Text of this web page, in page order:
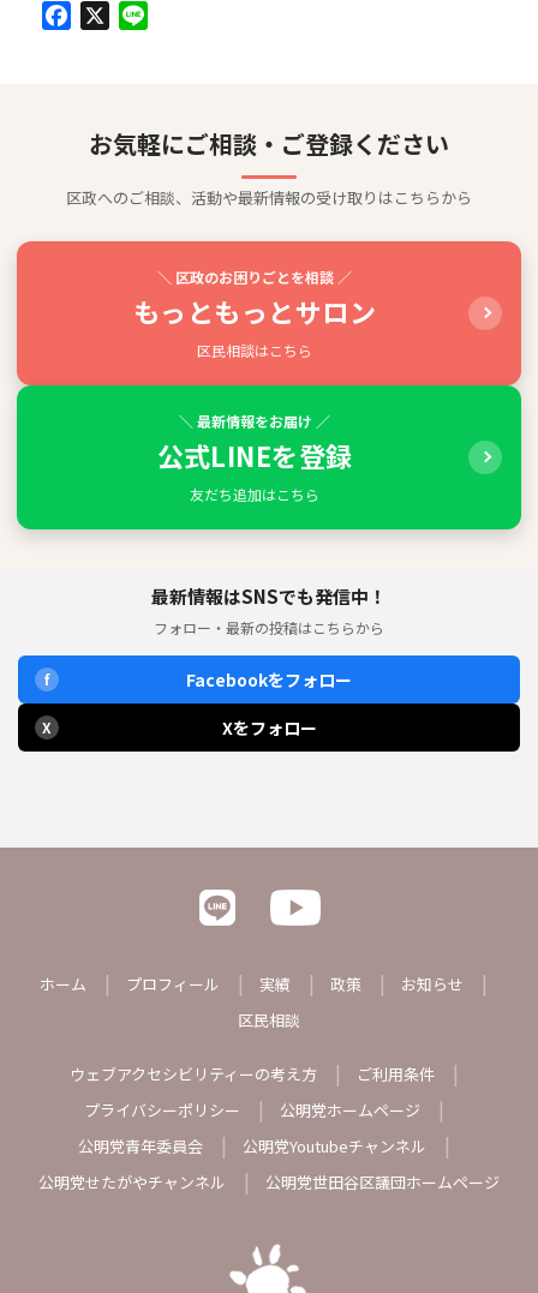
Facebook
お気軽にご相談・ご登録ください
区政へのご相談、活動や最新情報の受け取りはこちらから
＼ 区政のお困りごとを相談 ／
もっともっとサロン
区民相談はこちら
＼ 最新情報をお届け ／
公式LINEを登録
友だち追加はこちら
最新情報はSNSでも発信中！
フォロー・最新の投稿はこちらから
f Facebookをフォロー
X Xをフォロー
ホーム プロフィール 実績 政策
お知らせ
区民相談
ウェブアクセシビリティーの考え方
ご利用条件
プライバシーポリシー
公明党ホームページ
公明党青年委員会
公明党Youtubeチャンネル
公明党せたがやチャンネル
公明党世田谷区議団ホームページ